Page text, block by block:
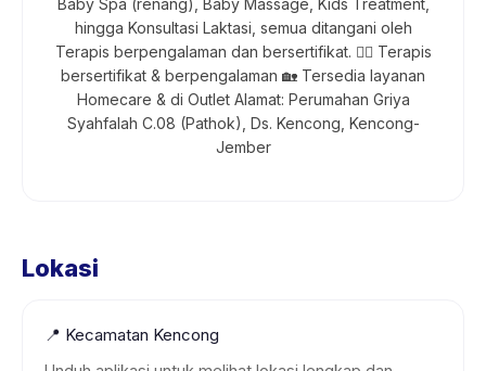
Baby Spa (renang), Baby Massage, Kids Treatment,
hingga Konsultasi Laktasi, semua ditangani oleh
Terapis berpengalaman dan bersertifikat. 👩‍⚕️ Terapis
bersertifikat & berpengalaman 🏡 Tersedia layanan
Homecare & di Outlet Alamat: Perumahan Griya
Syahfalah C.08 (Pathok), Ds. Kencong, Kencong-
Jember
Lokasi
📍 Kecamatan Kencong